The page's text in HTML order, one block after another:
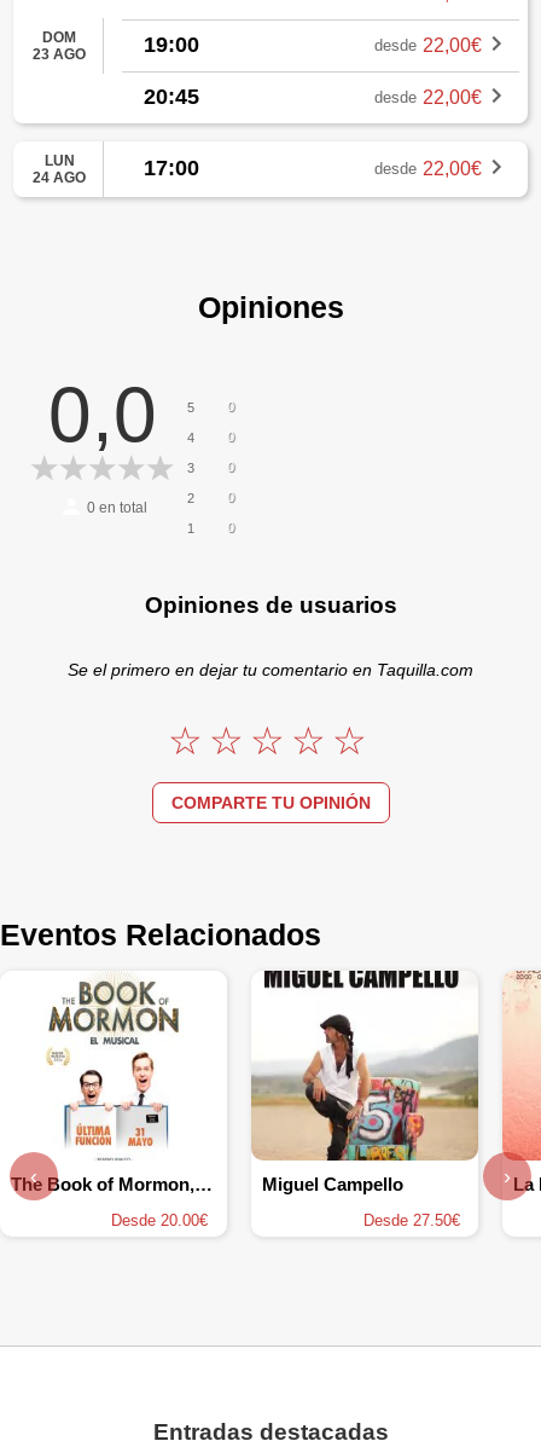
DOM
23 AGO
19:00 desde 22,00€
20:45 desde 22,00€
LUN
24 AGO
17:00 desde 22,00€
Opiniones
0,0
0en total
5 0
4 0
3 0
2 0
1 0
Opiniones de usuarios
Se el primero en dejar tu comentario en Taquilla.com
COMPARTE TU OPINIÓN
Eventos Relacionados
The Book of Mormon, el musical
Desde 20.00€
Miguel Campello
Desde 27.50€
‹ ›
Entradas destacadas